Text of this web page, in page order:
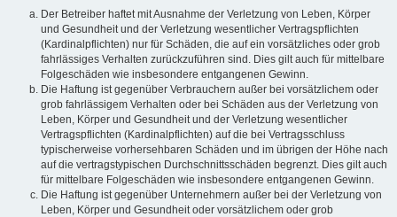
Der Betreiber haftet mit Ausnahme der Verletzung von Leben, Körper
und Gesundheit und der Verletzung wesentlicher Vertragspflichten
(Kardinalpflichten) nur für Schäden, die auf ein vorsätzliches oder grob
fahrlässiges Verhalten zurückzuführen sind. Dies gilt auch für mittelbare
Folgeschäden wie insbesondere entgangenen Gewinn.
Die Haftung ist gegenüber Verbrauchern außer bei vorsätzlichem oder
grob fahrlässigem Verhalten oder bei Schäden aus der Verletzung von
Leben, Körper und Gesundheit und der Verletzung wesentlicher
Vertragspflichten (Kardinalpflichten) auf die bei Vertragsschluss
typischerweise vorhersehbaren Schäden und im übrigen der Höhe nach
auf die vertragstypischen Durchschnittsschäden begrenzt. Dies gilt auch
für mittelbare Folgeschäden wie insbesondere entgangenen Gewinn.
Die Haftung ist gegenüber Unternehmern außer bei der Verletzung von
Leben, Körper und Gesundheit oder vorsätzlichem oder grob